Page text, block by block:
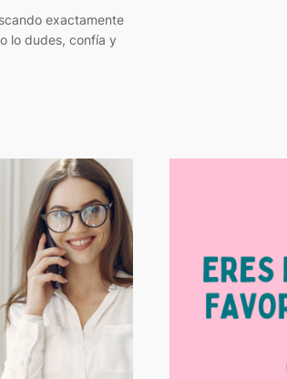
exactamente
lo dudes, confía y